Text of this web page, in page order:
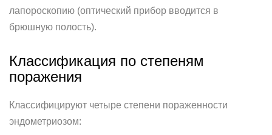
лапороскопию (оптический прибор вводится в
брюшную полость).
Классификация по степеням
поражения
Классифицируют четыре степени пораженности
эндометриозом: